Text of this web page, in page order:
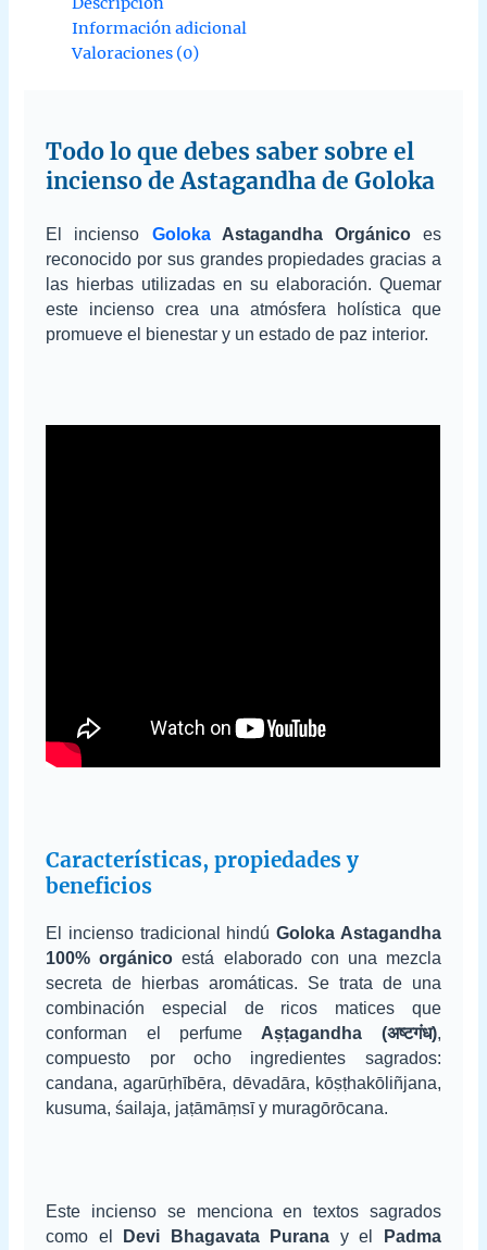
Información adicional
Valoraciones (0)
Todo lo que debes saber sobre el
incienso de Astagandha de Goloka
El incienso GolokaAstagandha Orgánicoes
reconocido por sus grandes propiedades gracias a
las hierbas utilizadas en su elaboración. Quemar
este incienso crea una atmósfera holística que
promueve el bienestar y un estado de paz interior.
Características, propiedades y
beneficios
El incienso tradicional hindú Goloka Astagandha
100% orgánico está elaborado con una mezcla
secreta de hierbas aromáticas. Se trata de una
combinación especial de ricos matices que
conforman el perfume Aṣṭagandha (अष्टगंध),
compuesto por ocho ingredientes sagrados:
candana, agarūṛhībēra, dēvadāra, kōṣṭhakōliñjana,
kusuma, śailaja, jaṭāmāṃsī y muragōrōcana.
Este incienso se menciona en textos sagrados
como el
Devi Bhagavata Purana y el
Padma